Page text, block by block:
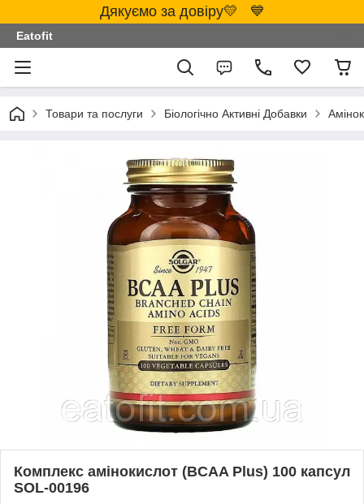
Дякуємо за довіру💛 💙
Eatofit
Товари та послуги Біологічно Активні Добавки
Комплекс амінокислот (BCAA Plus) 100 капсул
SOL-00196